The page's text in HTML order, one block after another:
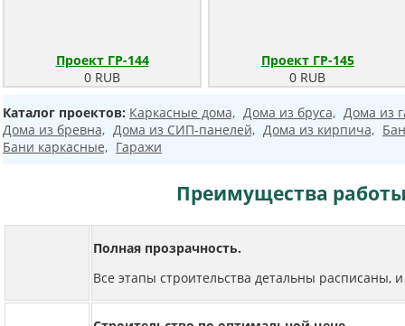
Проект ГР-144
0 RUB
Проект ГР-145
0 RUB
Каталог проектов: Каркасные дома, Дома из бруса, Дома из
Дома из бревна, Дома из СИП-панелей, Дома из кирпича,
Бани каркасные, Гаражи
Преимущества
Полная прозрачность.
Все этапы строительства детальны расписаны,